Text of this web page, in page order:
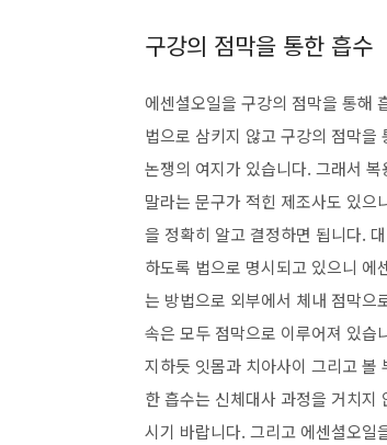
구강의 점막을 통한 흡수
에센셜오일을 구강의 점막을 통해
법으로 삼키지 않고 구강의 점막을
논쟁의 여지가 있습니다. 그래서
말라는 문구가 적힌 제조사도 있으
을 정확히 알고 결정하면 됩니다.
하도록 법으로 명시되고 있으니
는 방법으로 외부에서 체내 점막으
속은 모두 점막으로 이루어져 있습
지하듯 잇몸과 치아사이 그리고 볼
한 흡수는 신체대사 과정을 거치
시기 바랍니다. 그리고 에센셜오일